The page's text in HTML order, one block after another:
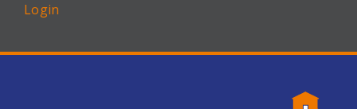
Login